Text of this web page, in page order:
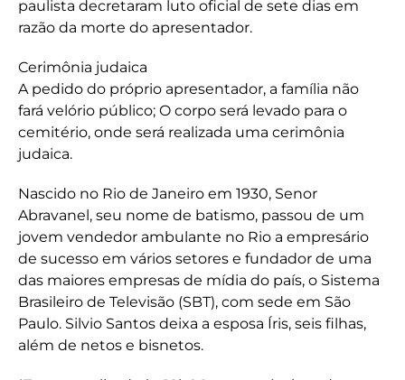
paulista decretaram luto oficial de sete dias em
razão da morte do apresentador.
Cerimônia judaica
A pedido do próprio apresentador, a família não
fará velório público; O corpo será levado para o
cemitério, onde será realizada uma cerimônia
judaica.
Nascido no Rio de Janeiro em 1930, Senor
Abravanel, seu nome de batismo, passou de um
jovem vendedor ambulante no Rio a empresário
de sucesso em vários setores e fundador de uma
das maiores empresas de mídia do país, o Sistema
Brasileiro de Televisão (SBT), com sede em São
Paulo. Silvio Santos deixa a esposa Íris, seis filhas,
além de netos e bisnetos.